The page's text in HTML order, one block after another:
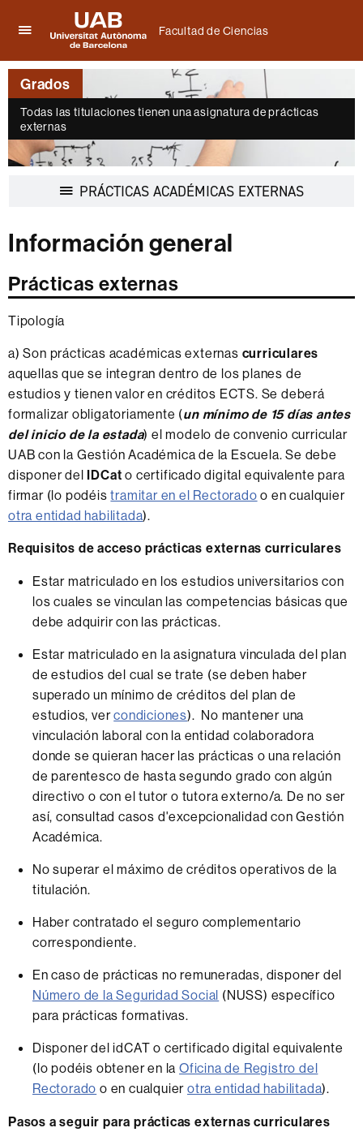
aquí
para
desplegar
el
menú
de
Facultad
Ciencias
Universitat
Autònoma
de
Barcelona
Facultad de Ciencias
Grados
Todas las titulaciones tienen una asignatura de prácticas
externas
PRÁCTICAS ACADÉMICAS EXTERNASDesplegar
Información general
Prácticas externas
Tipología
a) Son prácticas académicas externas curriculares
aquellas que se integran dentro de los planes de
estudios y tienen valor en créditos ECTS. Se deberá
formalizar obligatoriamente (un mínimo de 15 días antes
del inicio de la estada) el modelo de convenio curricular
UAB con la Gestión Académica de la Escuela. Se debe
disponer delIDCato certificado digital equivalente para
firmar (lo podéistramitar en el Rectorado o en cualquier
otra entidad habilitada).
Requisitos de acceso prácticas externas curriculares
Estar matriculado en los estudios universitarios con
los cuales se vinculan las competencias básicas que
debe adquirir con las prácticas.
Estar matriculado en la asignatura vinculada del plan
de estudios del cual se trate (se deben haber
superado un mínimo de créditos del plan de
estudios, vercondiciones). No mantener una
vinculación laboral con la entidad colaboradora
donde se quieran hacer las prácticas o una relación
de parentesco de hasta segundo grado con algún
directivo o con el tutor o tutora externo/a. De no ser
así, consultad casos d'excepcionalidad con Gestión
Académica.
No superar el máximo de créditos operativos de la
titulación.
Haber contratado el seguro complementario
correspondiente.
En caso de prácticas no remuneradas, disponer del
Número de la Seguridad Social (NUSS) específico
para prácticas formativas.
Disponer del idCAT o certificado digital equivalente
(lo podéis obtener en laOficina de Registro del
Rectorado o en cualquierotra entidad habilitada).
Pasos a seguir para prácticas externas curriculares